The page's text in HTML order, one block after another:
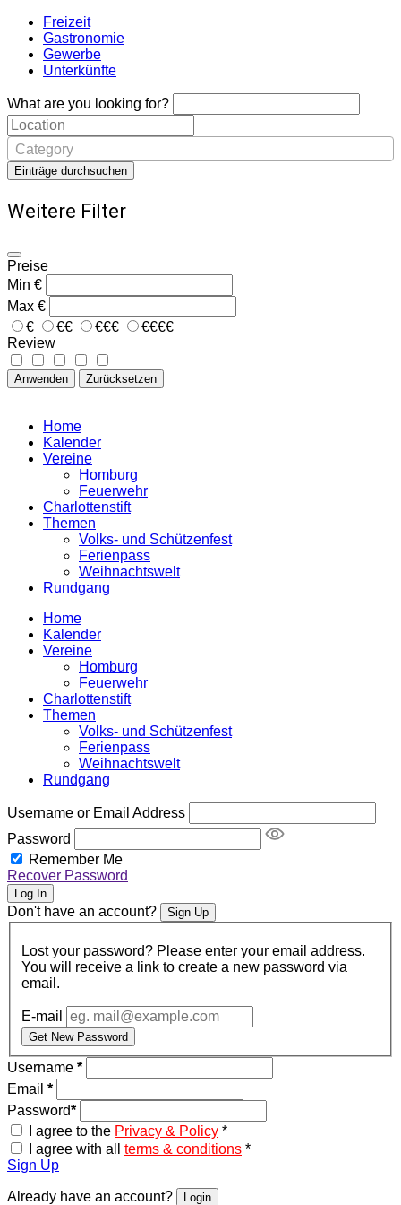
Freizeit
Gastronomie
Gewerbe
Unterkünfte
What are you looking for?
Category
Einträge durchsuchen
Weitere Filter
Preise
Min €
Max €
€
€€ €€€
€€€€
Review
Anwenden Zurücksetzen
Home
Kalender
Vereine
Homburg
Feuerwehr
Charlottenstift
Themen
Volks- und Schützenfest
Ferienpass
Weihnachtswelt
Rundgang
Home
Kalender
Vereine
Homburg
Feuerwehr
Charlottenstift
Themen
Volks- und Schützenfest
Ferienpass
Weihnachtswelt
Rundgang
Username or Email Address
Password
Remember Me
Recover Password
Log In
Don't have an account? Sign Up
Lost your password? Please enter your email address.
You will receive a link to create a new password via
email.
E-mail
Get New Password
Username *
Email *
Password*
I agree to the Privacy & Policy *
I agree with all terms & conditions *
Sign Up
Already have an account? Login